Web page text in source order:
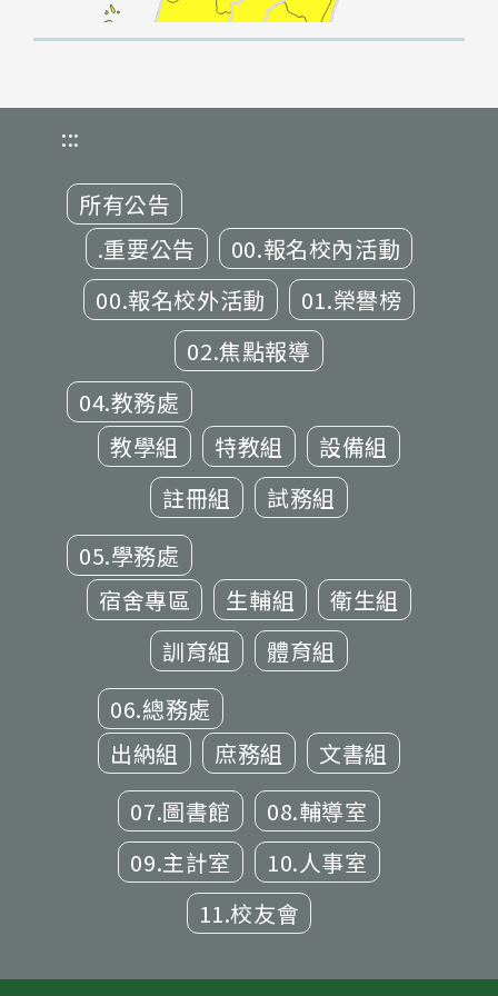
:::
所有公告
.重要公告
00.報名校內活動
00.報名校外活動
01.榮譽榜
02.焦點報導
04.教務處
教學組
特教組
設備組
註冊組
試務組
05.學務處
宿舍專區
生輔組
衛生組
訓育組
體育組
06.總務處
出納組
庶務組
文書組
07.圖書館
08.輔導室
09.主計室
10.人事室
11.校友會